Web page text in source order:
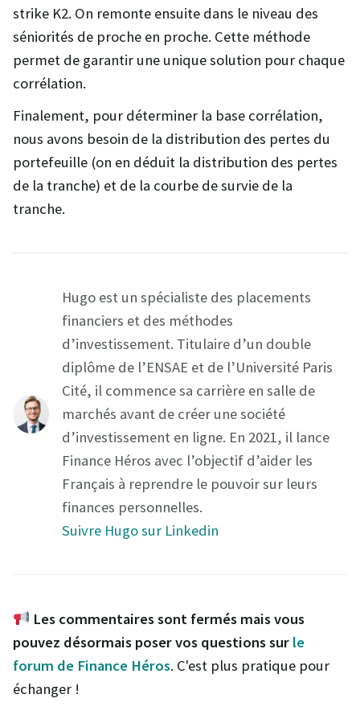
strike K2. On remonte ensuite dans le niveau des
séniorités de proche en proche. Cette méthode
permet de garantir une unique solution pour chaque
corrélation.
Finalement, pour déterminer la base corrélation,
nous avons besoin de la distribution des pertes du
portefeuille (on en déduit la distribution des pertes
de la tranche) et de la courbe de survie de la
tranche.
Hugo est un spécialiste des placements
financiers et des méthodes
d’investissement. Titulaire d’un double
diplôme de l’ENSAE et de l’Université Paris
Cité, il commence sa carrière en salle de
marchés avant de créer une société
d’investissement en ligne. En 2021, il lance
Finance Héros avec l’objectif d’aider les
Français à reprendre le pouvoir sur leurs
finances personnelles.
Suivre Hugo sur Linkedin
Les commentaires sont fermés mais vous
pouvez désormais poser vos questions sur le
forum de Finance Héros. C'est plus pratique pour
échanger !